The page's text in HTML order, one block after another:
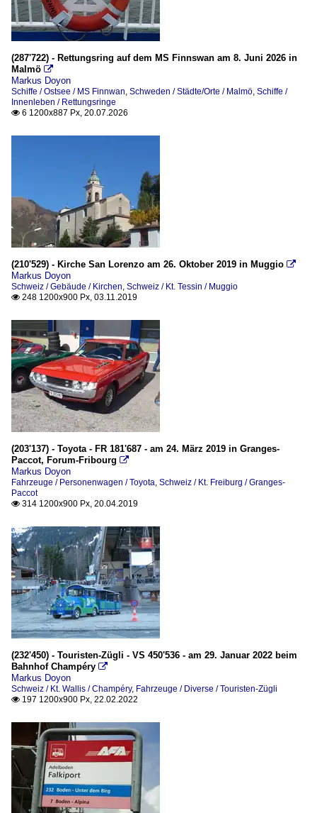
(287'722) - Rettungsring auf dem MS Finnswan am 8. Juni 2026 in
Malmö 
Markus Doyon
Schiffe / Ostsee / MS Finnwan, Schweden / Städte/Orte / Malmö, Schiffe /
Innenleben / Rettungsringe
 6 1200x887 Px, 20.07.2026
(210'529) - Kirche San Lorenzo am 26. Oktober 2019 in Muggio 
Markus Doyon
Schweiz / Gebäude / Kirchen, Schweiz / Kt. Tessin / Muggio
 248 1200x900 Px, 03.11.2019
(203'137) - Toyota - FR 181'687 - am 24. März 2019 in Granges-
Paccot, Forum-Fribourg 
Markus Doyon
Fahrzeuge / Personenwagen / Toyota, Schweiz / Kt. Freiburg / Granges-
Paccot
 314 1200x900 Px, 20.04.2019
(232'450) - Touristen-Zügli - VS 450'536 - am 29. Januar 2022 beim
Bahnhof Champéry 
Markus Doyon
Schweiz / Kt. Wallis / Champéry, Fahrzeuge / Diverse / Touristen-Zügli
 197 1200x900 Px, 22.02.2022